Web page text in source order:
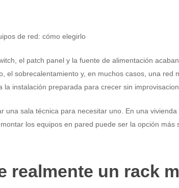
de red: cómo elegirlo
el patch panel y la fuente de alimentación
el sobrecalentamiento y, en muchos casos, una
la instalación preparada para crecer sin
una sala técnica para necesitar uno. En una
los equipos en pared puede ser la opción
realmente un rack